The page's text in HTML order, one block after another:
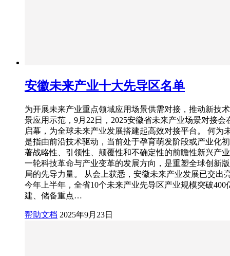
安徽未来产业十大先导区名单
为开展未来产业重点领域应用场景供需对接，推动新技
景应用示范，9月22日，2025安徽省未来产业场景对接会
启幕，为全球未来产业发展搭建起高效对接平台。 何为
是指由前沿技术驱动，当前处于孕育萌发阶段或产业化
著战略性、引领性、颠覆性和不确定性的前瞻性新兴产
一轮科技革命与产业变革的发展方向，是重塑全球创新
局的先导力量。 从会上获悉，安徽未来产业发展已交出
今年上半年，全省10个未来产业先导区产业规模突破400
建、储备重点…
帮助文档 2025年9月23日